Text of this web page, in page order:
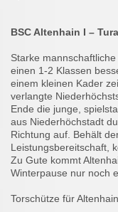
BSC Altenhain I –
Starke
einen 1-2 Klassen
einem kleinen Kader
verlangte
Ende die junge,
aus Niederhöchstadt
Richtung auf. Behält
Leistungsbereitschaft,
Zu Gute kommt
Winterpause nur noch
Torschütze für